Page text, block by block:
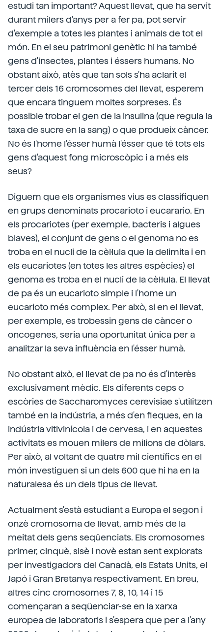
estudi tan important? Aquest llevat, que ha servit
durant milers d'anys per a fer pa, pot servir
d'exemple a totes les plantes i animals de tot el
món. En el seu patrimoni genètic hi ha també
gens d'insectes, plantes i éssers humans. No
obstant això, atès que tan sols s'ha aclarit el
tercer dels 16 cromosomes del llevat, esperem
que encara tinguem moltes sorpreses. És
possible trobar el gen de la insulina (que regula la
taxa de sucre en la sang) o que produeix càncer.
No és l'home l'ésser humà l'ésser que té tots els
gens d'aquest fong microscòpic i a més els
seus?
Diguem que els organismes vius es classifiquen
en grups denominats procarioto i eucarario. En
els procariotes (per exemple, bacteris i algues
blaves), el conjunt de gens o el genoma no es
troba en el nucli de la cèl·lula que la delimita i en
els eucariotes (en totes les altres espècies) el
genoma es troba en el nucli de la cèl·lula. El llevat
de pa és un eucarioto simple i l'home un
eucarioto més complex. Per això, si en el llevat,
per exemple, es trobessin gens de càncer o
oncogenes, seria una oportunitat única per a
analitzar la seva influència en l'ésser humà.
No obstant això, el llevat de pa no és d'interès
exclusivament mèdic. Els diferents ceps o
escòries de Saccharomyces cerevisiae s'utilitzen
també en la indústria, a més d'en fleques, en la
indústria vitivinícola i de cervesa, i en aquestes
activitats es mouen milers de milions de dòlars.
Per això, al voltant de quatre mil científics en el
món investiguen si un dels 600 que hi ha en la
naturalesa és un dels tipus de llevat.
Actualment s'està estudiant a Europa el segon i
onzè cromosoma de llevat, amb més de la
meitat dels gens seqüenciats. Els cromosomes
primer, cinquè, sisè i novè estan sent explorats
per investigadors del Canadà, els Estats Units, el
Japó i Gran Bretanya respectivament. En breu,
altres cinc cromosomes 7, 8, 10, 14 i 15
començaran a seqüenciar-se en la xarxa
europea de laboratoris i s'espera que per a l'any